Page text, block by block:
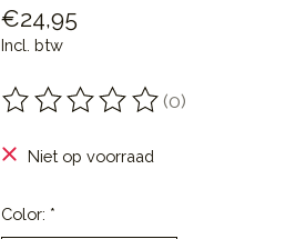
€24,95
Incl. btw
De beoordeling van dit product is
(0)
Niet op voorraad
Color: *